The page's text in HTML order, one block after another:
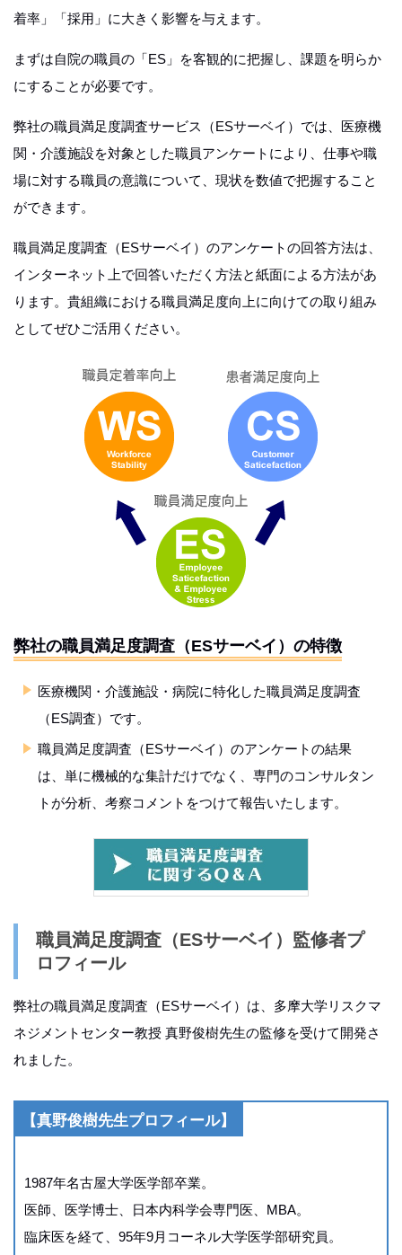
着率」「採用」に大きく影響を与えます。
まずは自院の職員の「ES」を客観的に把握し、課題を明らか
にすることが必要です。
弊社の職員満足度調査サービス（ESサーベイ）では、医療機
関・介護施設を対象とした職員アンケートにより、仕事や職
場に対する職員の意識について、現状を数値で把握すること
ができます。
職員満足度調査（ESサーベイ）のアンケートの回答方法は、
インターネット上で回答いただく方法と紙面による方法があ
ります。貴組織における職員満足度向上に向けての取り組み
としてぜひご活用ください。
弊社の職員満足度調査（ESサーベイ）の特徴
医療機関・介護施設・病院に特化した職員満足度調査
（ES調査）です。
職員満足度調査（ESサーベイ）のアンケートの結果
は、単に機械的な集計だけでなく、専門のコンサルタン
トが分析、考察コメントをつけて報告いたします。
職員満足度調査（ESサーベイ）監修者プ
ロフィール
弊社の職員満足度調査（ESサーベイ）は、多摩大学リスクマ
ネジメントセンター教授 真野俊樹先生の監修を受けて開発さ
れました。
【真野俊樹先生プロフィール】
1987年名古屋大学医学部卒業。
医師、医学博士、日本内科学会専門医、MBA。
臨床医を経て、95年9月コーネル大学医学部研究員。